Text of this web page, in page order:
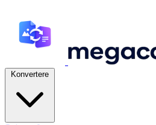
Konvertere